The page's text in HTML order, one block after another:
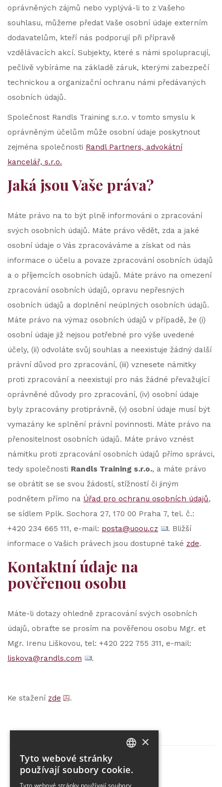
oprávněných zájmů nebo vyplývá-li to z Vašeho
souhlasu, můžeme předat Vaše osobní údaje externím
dodavatelům, kteří nás podporují při přípravě
vzdělávacích akcí. Subjekty, které s námi spolupracují,
pečlivě vybíráme na základě záruk, kterými zabezpečí
technickou a organizační ochranu námi předávaných
osobních údajů.
Společnost Randls Training s.r.o. v tomto smyslu k
oprávněným účelům může osobní údaje poskytnout
zejména společnosti Randl Partners, advokátní
kancelář, s.r.o.
Jaká jsou Vaše práva?
Máte právo na to být plně informováni o zpracování
svých osobních údajů. Máte právo vědět, zda a jaké
osobní údaje o Vás zpracováváme a získat od nás
informace o účelu a povaze zpracování osobních údajů
a o příjemcích osobních údajů. Máte právo na omezení
zpracování osobních údajů, opravu nepřesných
osobních údajů a doplnění neúplných osobních údajů.
Máte právo na výmaz osobních údajů v případě, že (i)
osobní údaje již nejsou potřebné pro výše uvedené
účely, (ii) odvoláte svůj souhlas a neexistuje žádný další
právní důvod pro zpracování, (iii) vznesete námitky
proti zpracování a neexistují pro nás žádné převažující
oprávněné důvody pro zpracování, (iv) osobní údaje
byly zpracovány protiprávně, (v) osobní údaje musí být
vymazány ke splnění právní povinnosti. Máte právo na
přenositelnost osobních údajů. Máte právo vznést
námitku proti zpracování osobních údajů přímo správci,
tedy společnosti Randls Training s.r.o., a máte právo
se obrátit se se svou žádostí, stížností či jiným
podnětem přímo na Úřad pro ochranu osobních údajů,
se sídlem Pplk. Sochora 27, 170 00 Praha 7, tel. č.:
+420 234 665 111, e-mail: posta@uoou.cz
. Bližší
informace o Vašich právech jsou dostupné také zde.
Kontaktní údaje na
pověřenou osobu
Máte-li dotazy ohledně zpracování svých osobních
údajů, obraťte se prosím na pověřenou osobu Mgr. et
Mgr. Irenu Liškovou, tel: +420 222 755 311, e-mail:
liskova@randls.com
.
Ke stažení zde .
Partner projektu
×
Tyto webové stránky
používají soubory cookie.
Tyto webové stránky používají soubory